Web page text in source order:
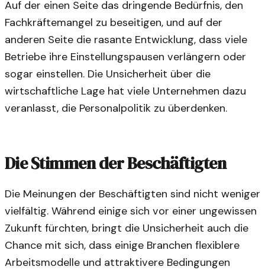
Auf der einen Seite das dringende Bedürfnis, den
Fachkräftemangel zu beseitigen, und auf der
anderen Seite die rasante Entwicklung, dass viele
Betriebe ihre Einstellungspausen verlängern oder
sogar einstellen. Die Unsicherheit über die
wirtschaftliche Lage hat viele Unternehmen dazu
veranlasst, die Personalpolitik zu überdenken.
Die Stimmen der Beschäftigten
Die Meinungen der Beschäftigten sind nicht weniger
vielfältig. Während einige sich vor einer ungewissen
Zukunft fürchten, bringt die Unsicherheit auch die
Chance mit sich, dass einige Branchen flexiblere
Arbeitsmodelle und attraktivere Bedingungen